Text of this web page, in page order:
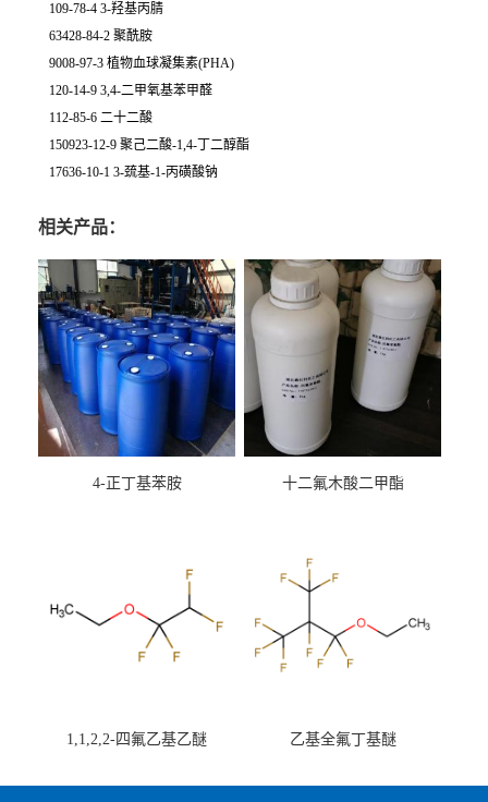
109-78-4 3-羟基丙腈
63428-84-2 聚酰胺
9008-97-3 植物血球凝集素(PHA)
120-14-9 3,4-二甲氧基苯甲醛
112-85-6 二十二酸
150923-12-9 聚己二酸-1,4-丁二醇酯
17636-10-1 3-巯基-1-丙磺酸钠
相关产品：
4-正丁基苯胺 十二氟木酸二甲酯
1,1,2,2-四氟乙基乙醚 乙基全氟丁基醚